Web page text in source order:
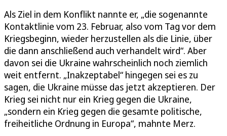
Als Ziel in dem Konflikt nannte er, „die sogenannte
Kontaktlinie vom 23. Februar, also vom Tag vor dem
Kriegsbeginn, wieder herzustellen als die Linie, über
die dann anschließend auch verhandelt wird“. Aber
davon sei die Ukraine wahrscheinlich noch ziemlich
weit entfernt. „Inakzeptabel“ hingegen sei es zu
sagen, die Ukraine müsse das jetzt akzeptieren. Der
Krieg sei nicht nur ein Krieg gegen die Ukraine,
„sondern ein Krieg gegen die gesamte politische,
freiheitliche Ordnung in Europa“, mahnte Merz.